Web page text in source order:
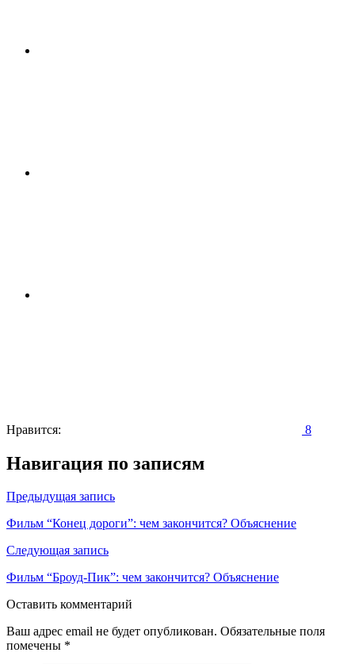
Нравится: 8
Навигация по записям
Предыдущая запись
Фильм “Конец дороги”: чем закончится? Объяснение
Следующая запись
Фильм “Броуд-Пик”: чем закончится? Объяснение
Оставить комментарий
Ваш адрес email не будет опубликован. Обязательные поля
помечены *